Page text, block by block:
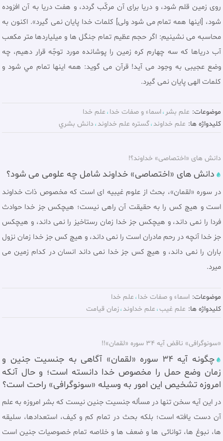
روى زمين قلم شود، و دريا براى آن مركّب گردد، و هفت دريا به آن افزوده
شود، [اينها همه تمام مى شود ولى] كلمات خدا پايان نمى گيرد». اكنون به
محاسبه مى نشينيم: اگر حجم عظيم تمام جنگل ها و ميلياردها متر مكعب
آب درياها كه سه چهارم كره زمين را پوشانده مورد توجّه قرار دهيم، چه
وضع عجيبى به وجود مى آيد! قرآن می گوید: همه اينها تمام مي شود و
كلمات الهى پايان نمى گيرد.
موضوعات: علم بشر اسماء و صفات خدا علم خدا
کلیدواژه ها: علم خداوند گستره علم خداوند دانش بشري
دانش های «اختصاصی» خداوند؟!
دانش های «اختصاصی» خداوند شامل چه علومی می شود؟
در سوره «لقمان»، بحث از علوم غيبيه اى است كه مخصوص ذات خداوند
است و هيچ كس را به حقيقت آن راهى نيست؛ هيچكس جز خدا حوادث
فردا را نمى داند، و هيچكس جز خدا زمان رستاخيز را نمی داند، و هيچكس
جز خدا آنچه در رحم مادران است را نمى داند، و هيچ كس جز خدا زمان نزول
باران را نمى داند، و هيچ كس جز خدا نمى داند انسان در كدام زمين مى
ميرد.
موضوعات: اسماء و صفات خدا علم خدا
کلیدواژه ها: علم غيب علم خداوند زمان قيامت
«سونوگرافی» ناقض آیه 34 سوره «لقمان»!!
چگونه آیه 34 سوره «لقمان» آگاهی به جنسیت جنين و
زمان وضع حمل را مخصوص خدا دانسته است؛ و حال آنکه
امروزه تشخیص این امور به وسیله «سونوگرافی» راحت است؟
در این آیه سخن تنها در مسأله جنسيت جنين نيست كه بشر امروزه به علم
آن دست يافته است؛ بلكه بحث در تمام كم و كيف، استعدادها، سليقه
ها، نبوغ ها، توانائى ها و ضعف ها و خلاصه تمام خصوصيات جنين است